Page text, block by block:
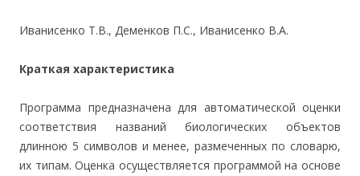
Иванисенко Т.В., Деменков П.С., Иванисенко В.А.
Краткая характеристика
Программа предназначена для автоматической оценки
соответствия названий биологических объектов
длинною 5 символов и менее, размеченных по словарю,
их типам. Оценка осуществляется программой на основе